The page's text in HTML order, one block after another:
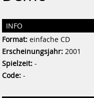
INFO
Format: einfache CD
Erscheinungsjahr: 2001
Spielzeit: -
Code: -